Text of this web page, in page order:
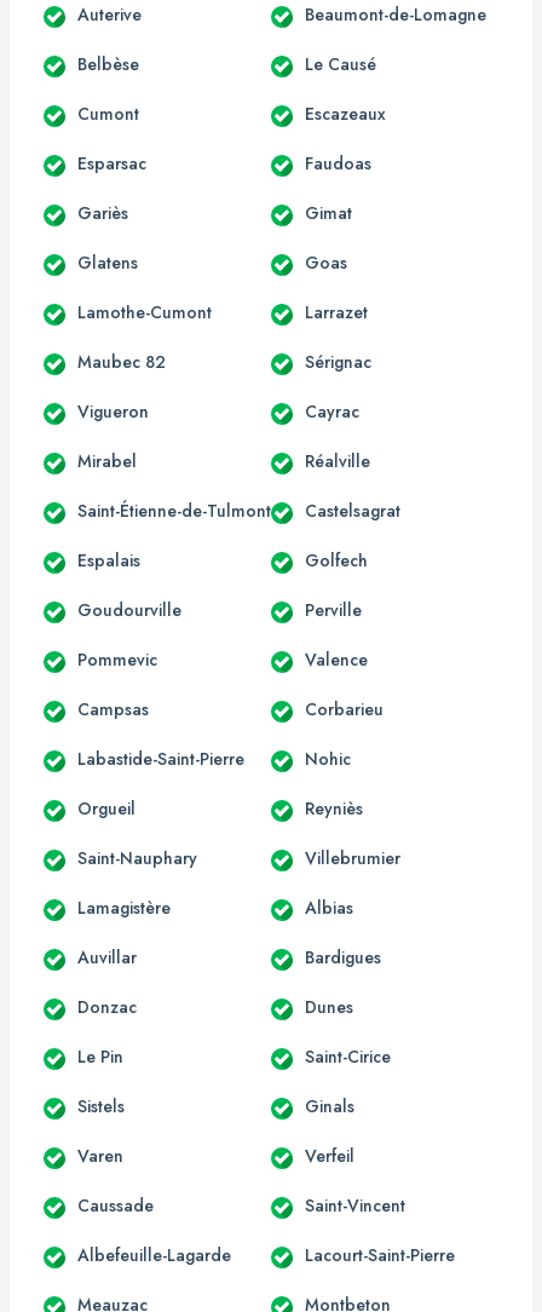
Auterive Beaumont-de-Lomagne
Belbèse Le Causé
Cumont Escazeaux
Esparsac Faudoas
Gariès Gimat
Glatens Goas
Lamothe-Cumont Larrazet
Maubec 82 Sérignac
Vigueron Cayrac
Mirabel Réalville
Saint-Étienne-de-Tulmont Castelsagrat
Espalais Golfech
Goudourville Perville
Pommevic Valence
Campsas Corbarieu
Labastide-Saint-Pierre Nohic
Orgueil Reyniès
Saint-Nauphary Villebrumier
Lamagistère Albias
Auvillar Bardigues
Donzac Dunes
Le Pin Saint-Cirice
Sistels Ginals
Varen Verfeil
Caussade Saint-Vincent
Albefeuille-Lagarde Lacourt-Saint-Pierre
Meauzac Montbeton